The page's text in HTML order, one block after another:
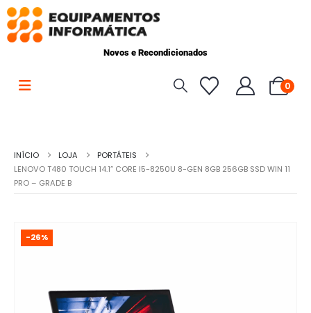
Novos e Recondicionados
0
INÍCIO LOJA
PORTÁTEIS
LENOVO T480 TOUCH 14.1” CORE I5-8250U 8-GEN 8GB 256GB SSD WIN 11
PRO – GRADE B
-26%